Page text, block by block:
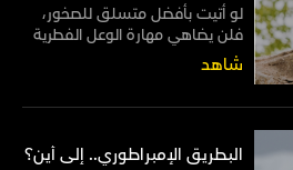
لو أتيت بأفضل متسلق للصخور،
فلن يضاهي مهارة الوعل الفطرية
في السير على المنحدرات الصخرية
بكل سهولة وأريحية
شاهد
البطريق الإمبراطوري.. إلى أين؟